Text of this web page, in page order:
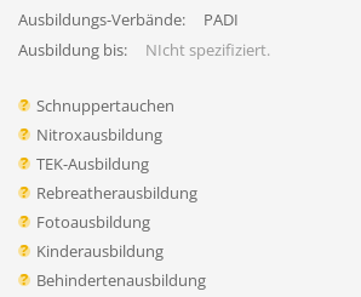
Ausbildungs-Verbände:
PADI
Ausbildung bis:
NIcht spezifiziert.
Schnuppertauchen
Nitroxausbildung
TEK-Ausbildung
Rebreatherausbildung
Fotoausbildung
Kinderausbildung
Behindertenausbildung